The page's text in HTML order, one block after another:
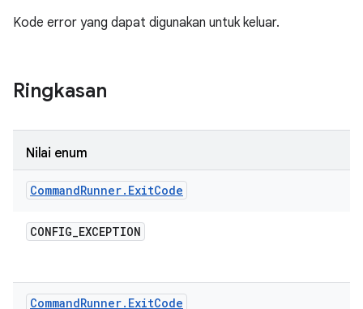
Kode error yang dapat digunakan untuk keluar.
Ringkasan
Nilai enum
CommandRunner. ExitCode
CONFIG_EXCEPTION
CommandRunner. ExitCode